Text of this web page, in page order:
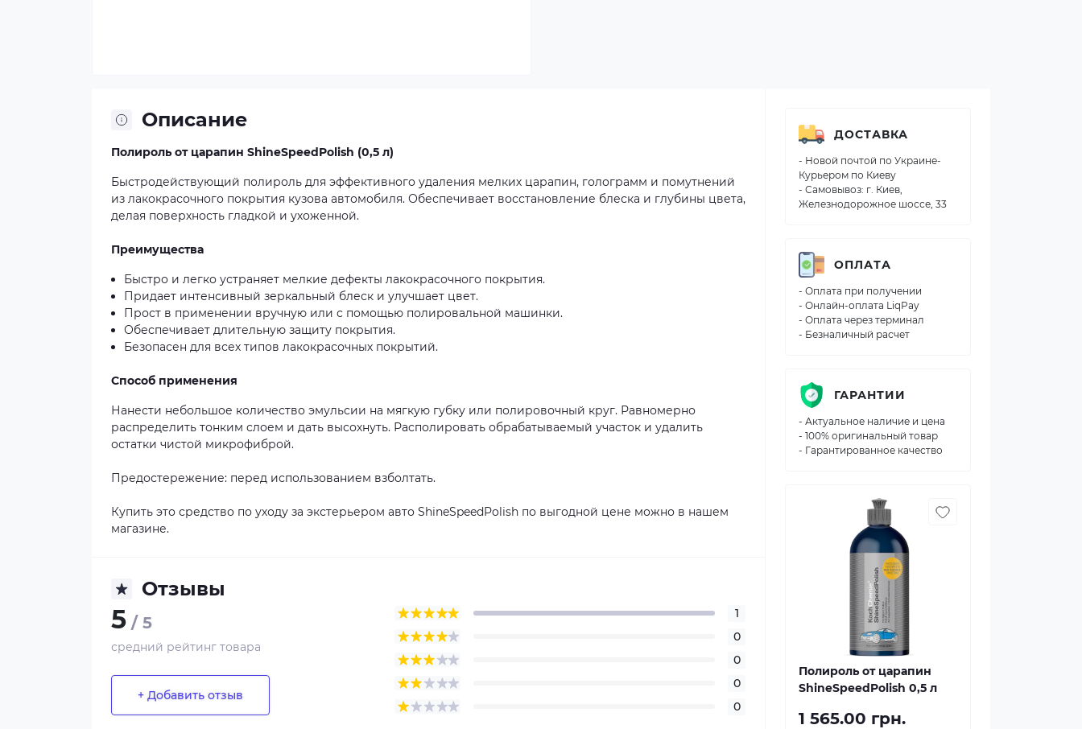
Описание
Полироль от царапин ShineSpeedPolish (0,5 л)
Быстродействующий полироль для эффективного удаления мелких царапин, голограмм и помутнений
из лакокрасочного покрытия кузова автомобиля. Обеспечивает восстановление блеска и глубины цвета,
делая поверхность гладкой и ухоженной.
Преимущества
Быстро и легко устраняет мелкие дефекты лакокрасочного покрытия.
Придает интенсивный зеркальный блеск и улучшает цвет.
Прост в применении вручную или с помощью полировальной машинки.
Обеспечивает длительную защиту покрытия.
Безопасен для всех типов лакокрасочных покрытий.
Способ применения
Нанести небольшое количество эмульсии на мягкую губку или полировочный круг. Равномерно
распределить тонким слоем и дать высохнуть. Располировать обрабатываемый участок и удалить
остатки чистой микрофиброй.
Предостережение: перед использованием взболтать.
Купить это средство по уходу за экстерьером авто ShineSpeedPolish по выгодной цене можно в нашем
магазине.
Отзывы
5 / 5
средний рейтинг товара
+ Добавить отзыв
1
0
0
0
0
ДОСТАВКА
- Новой почтой по Украине-
Курьером по Киеву
- Самовывоз: г. Киев,
Железнодорожное шоссе, 33
ОПЛАТА
- Оплата при получении
- Онлайн-оплата LiqPay
- Оплата через терминал
- Безналичный расчет
ГАРАНТИИ
- Актуальное наличие и цена
- 100% оригинальный товар
- Гарантированное качество
Полироль от царапин
ShineSpeedPolish 0,5 л
1 565.00 грн.